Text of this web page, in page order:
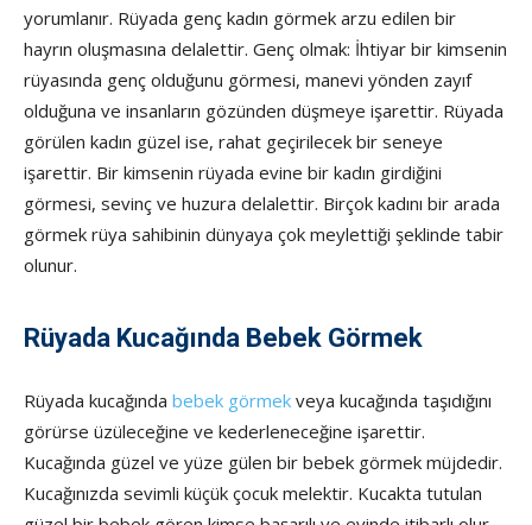
yorumlanır. Rüyada genç kadın görmek arzu edilen bir
hayrın oluşmasına delalettir. Genç olmak: İhtiyar bir kimsenin
rüyasında genç olduğunu görmesi, manevi yönden zayıf
olduğuna ve insanların gözünden düşmeye işarettir. Rüyada
görülen kadın güzel ise, rahat geçirilecek bir seneye
işarettir. Bir kimsenin rüyada evine bir kadın girdiğini
görmesi, sevinç ve huzura delalettir. Birçok kadını bir arada
görmek rüya sahibinin dünyaya çok meylettiği şeklinde tabir
olunur.
Rüyada Kucağında Bebek Görmek
Rüyada kucağında bebek görmek veya kucağında taşıdığını
görürse üzüleceğine ve kederleneceğine işarettir.
Kucağında güzel ve yüze gülen bir bebek görmek müjdedir.
Kucağınızda sevimli küçük çocuk melektir. Kucakta tutulan